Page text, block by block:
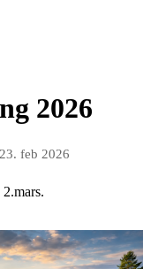
2026
23. feb 2026